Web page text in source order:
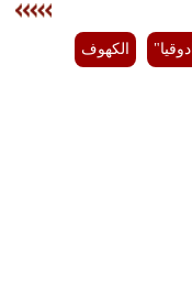
سيارات
الكهوف